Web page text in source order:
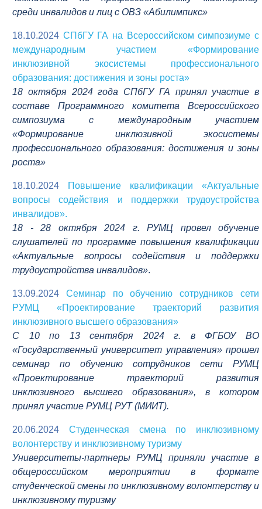
среди инвалидов и лиц с ОВЗ «Абилимпикс»
18.10.2024 СПбГУ ГА на Всероссийском симпозиуме с
международным участием «Формирование
инклюзивной экосистемы профессионального
образования: достижения и зоны роста»
18 октября 2024 года СПбГУ ГА принял участие в
составе Программного комитета Всероссийского
симпозиума с международным участием
«Формирование инклюзивной экосистемы
профессионального образования: достижения и зоны
роста»
18.10.2024
Повышение квалификации «Актуальные
вопросы содействия и поддержки трудоустройства
инвалидов».
18 - 28 октября 2024 г. РУМЦ провел обучение
слушателей по программе повышения квалификации
«Актуальные вопросы содействия и поддержки
трудоустройства инвалидов».
13.09.2024
Семинар по обучению сотрудников сети
РУМЦ «Проектирование траекторий развития
инклюзивного высшего образования»
С 10 по 13 сентября 2024 г. в ФГБОУ ВО
«Государственный университет управления» прошел
семинар по обучению сотрудников сети РУМЦ
«Проектирование траекторий развития
инклюзивного высшего образования», в котором
принял участие РУМЦ РУТ (МИИТ).
20.06.2024
Студенческая смена по инклюзивному
волонтерству и инклюзивному туризму
Университеты-партнеры РУМЦ приняли участие в
общероссийском мероприятии в формате
студенческой смены по инклюзивному волонтерству и
инклюзивному туризму